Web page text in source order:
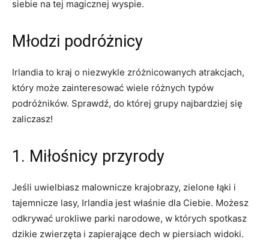
siebie ⁣na ‌tej magicznej wyspie.
Młodzi podróżnicy
Irlandia⁣ to kraj o niezwykle zróżnicowanych atrakcjach,
który może zainteresować wiele‍ różnych typów
podróżników. ⁢Sprawdź, do której‍ grupy najbardziej się
zaliczasz!
1.‌ Miłośnicy‍ przyrody
Jeśli uwielbiasz‍ malownicze krajobrazy, zielone łąki i
tajemnicze lasy, Irlandia jest właśnie dla Ciebie. Możesz
odkrywać urokliwe‍ parki narodowe, ⁢w których spotkasz
dzikie‍ zwierzęta i ⁣zapierające ‌dech w‍ piersiach widoki.